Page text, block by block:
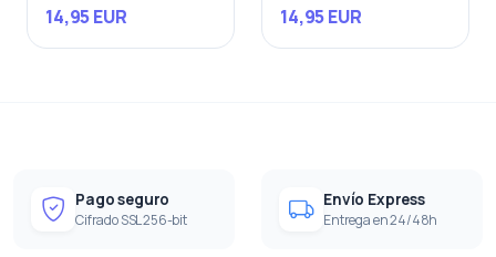
14,95 EUR 14,95 EUR
Pago seguro
Cifrado SSL 256-bit
Envío Express
Entrega en 24/48h